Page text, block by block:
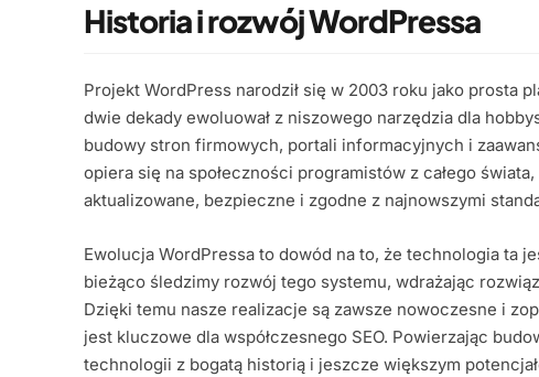
Historia i rozwój WordPressa
Projekt WordPress narodził się w 2003 roku jako prosta
dwie dekady ewoluował z niszowego narzędzia dla
budowy stron firmowych, portali informacyjnych i
opiera się na społeczności programistów z całego
aktualizowane, bezpieczne i zgodne z najnowszymi
Ewolucja WordPressa to dowód na to, że technologia ta
bieżąco śledzimy rozwój tego systemu, wdrażając
Dzięki temu nasze realizacje są zawsze nowoczesne i
jest kluczowe dla współczesnego SEO. Powierzając
technologii z bogatą historią i jeszcze większym